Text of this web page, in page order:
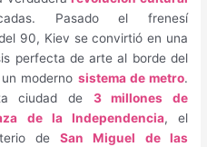
Pasado el frenesí
90, Kiev se convirtió en una
perfecta de arte al borde del
moderno sistema de metro.
ciudad de 3 millones de
de la Independencia, el
deSan Miguel de las